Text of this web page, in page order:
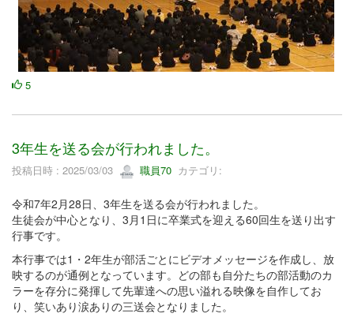
5
3年生を送る会が行われました。
投稿日時 : 2025/03/03 職員70 カテゴリ:
令和7年2月28日、3年生を送る会が行われました。
生徒会が中心となり、3月1日に卒業式を迎える60回生を送り出す
行事です。
本行事では1・2年生が部活ごとにビデオメッセージを作成し、放
映するのが通例となっています。どの部も自分たちの部活動のカ
ラーを存分に発揮して先輩達への思い溢れる映像を自作してお
り、笑いあり涙ありの三送会となりました。